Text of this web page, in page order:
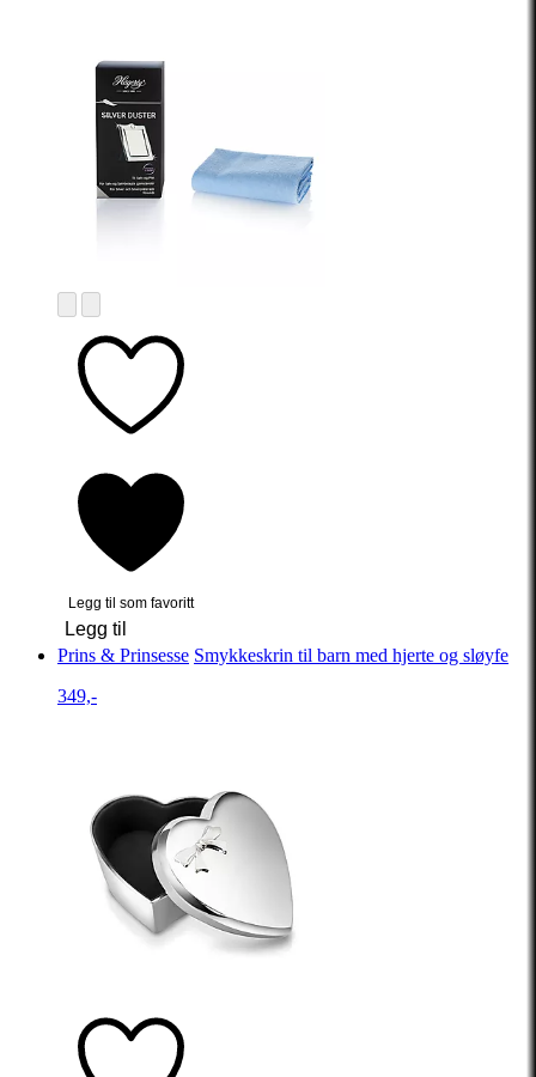
Legg til som favoritt
Legg til
Prins & Prinsesse Smykkeskrin til barn med hjerte og sløyfe
349,-